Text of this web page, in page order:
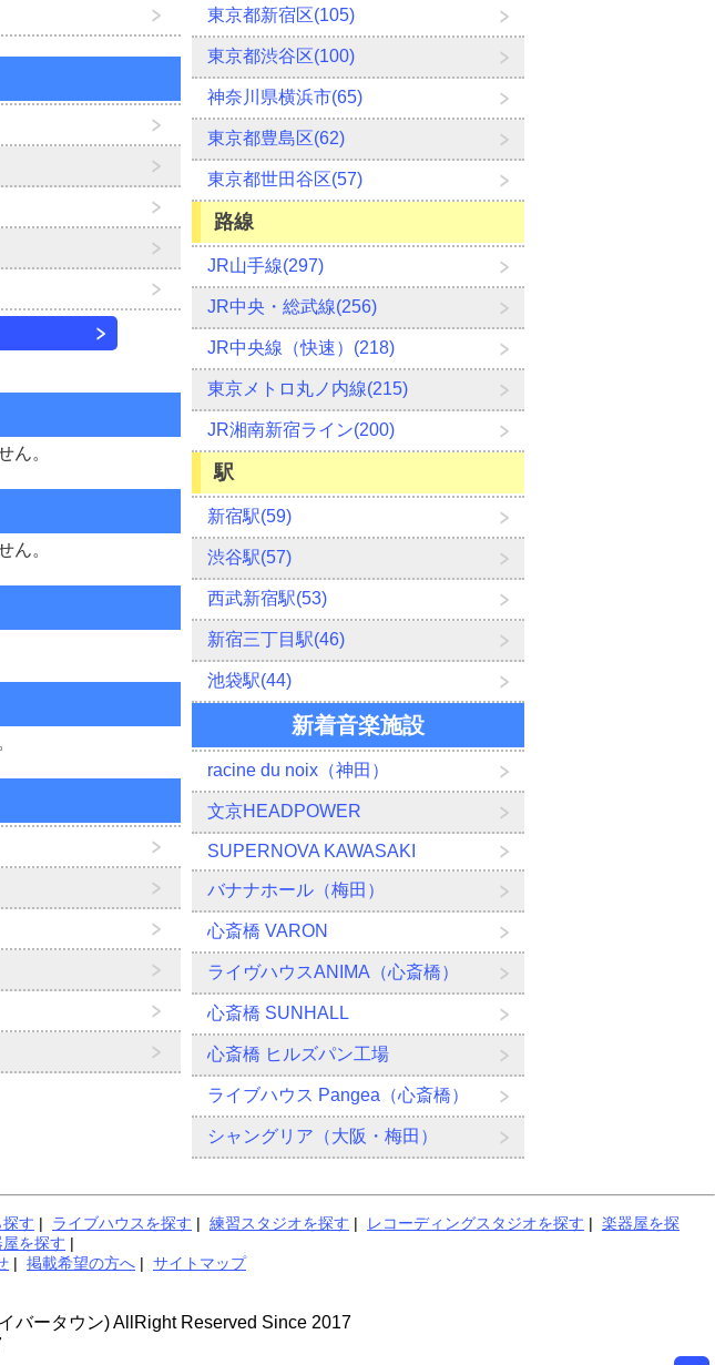
ん。
ん。
東京都新宿区(105)
東京都渋谷区(100)
神奈川県横浜市(65)
東京都豊島区(62)
東京都世田谷区(57)
路線
JR山手線(297)
JR中央・総武線(256)
JR中央線（快速）(218)
東京メトロ丸ノ内線(215)
JR湘南新宿ライン(200)
駅
新宿駅(59)
渋谷駅(57)
西武新宿駅(53)
新宿三丁目駅(46)
池袋駅(44)
新着音楽施設
racine du noix（神田）
文京HEADPOWER
SUPERNOVA KAWASAKI
バナナホール（梅田）
心斎橋 VARON
ライヴハウスANIMA（心斎橋）
心斎橋 SUNHALL
心斎橋 ヒルズパン工場
ライブハウス Pangea（心斎橋）
シャングリア（大阪・梅田）
す | ライブハウスを探す | 練習スタジオを探す | レコーディングスタジオを探す | 楽器屋を探
を探す |
| 掲載希望の方へ | サイトマップ
バータウン) AllRight Reserved Since 2017